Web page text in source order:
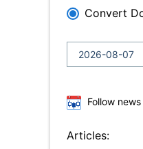
Convert
Follow
Articles: